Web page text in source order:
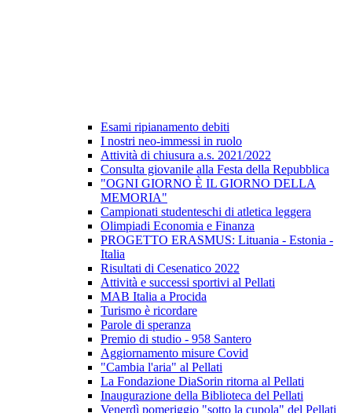
Esami ripianamento debiti
I nostri neo-immessi in ruolo
Attività di chiusura a.s. 2021/2022
Consulta giovanile alla Festa della Repubblica
"OGNI GIORNO È IL GIORNO DELLA
MEMORIA"
Campionati studenteschi di atletica leggera
Olimpiadi Economia e Finanza
PROGETTO ERASMUS: Lituania - Estonia -
Italia
Risultati di Cesenatico 2022
Attività e successi sportivi al Pellati
MAB Italia a Procida
Turismo è ricordare
Parole di speranza
Premio di studio - 958 Santero
Aggiornamento misure Covid
"Cambia l'aria" al Pellati
La Fondazione DiaSorin ritorna al Pellati
Inaugurazione della Biblioteca del Pellati
Venerdì pomeriggio "sotto la cupola" del Pellati